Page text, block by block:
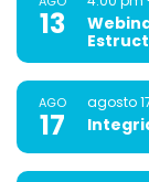
13
AGO
17
agosto